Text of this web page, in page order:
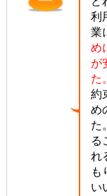
利
業
め
が
た。
約
め
た
る
れ
も
い